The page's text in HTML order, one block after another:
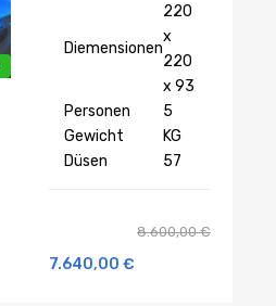
Diemensionen
220
x
220
x 93
Personen
5
Gewicht
KG
Düsen
57
8.600,00€
7.640,00€